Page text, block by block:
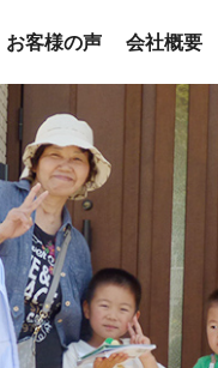
お客様の声 会社概要